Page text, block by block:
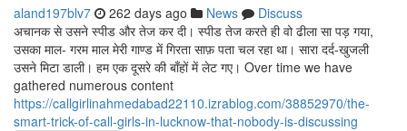
aland197blv7 262 days ago News
Discuss
अचानक से उसने स्पीड और तेज कर दी। स्पीड तेज करते ही वो ढीला सा पड़ गया,
उसका माल- गरम माल मेरी गाण्ड में गिरता साफ़ पता चल रहा था। सारा दर्द-खुजली
उसने मिटा डाली। हम एक दूसरे की बाँहों में लेट गए। Over time we have
gathered numerous content
https://callgirlinahmedabad22110.izrablog.com/38852970/the-
smart-trick-of-call-girls-in-lucknow-that-nobody-is-discussing